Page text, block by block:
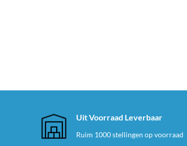
Uit Voorraad Leverbaar
Ruim 1000 stellingen op voorraad